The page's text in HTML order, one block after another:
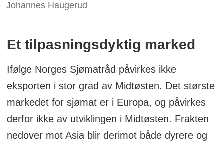
Johannes Haugerud
Et tilpasningsdyktig marked
Ifølge Norges Sjømatråd påvirkes ikke
eksporten i stor grad av Midtøsten. Det største
markedet for sjømat er i Europa, og påvirkes
derfor ikke av utviklingen i Midtøsten. Frakten
nedover mot Asia blir derimot både dyrere og